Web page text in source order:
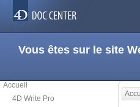
Vous êtes sur le site
Accueil
4D Write Pro